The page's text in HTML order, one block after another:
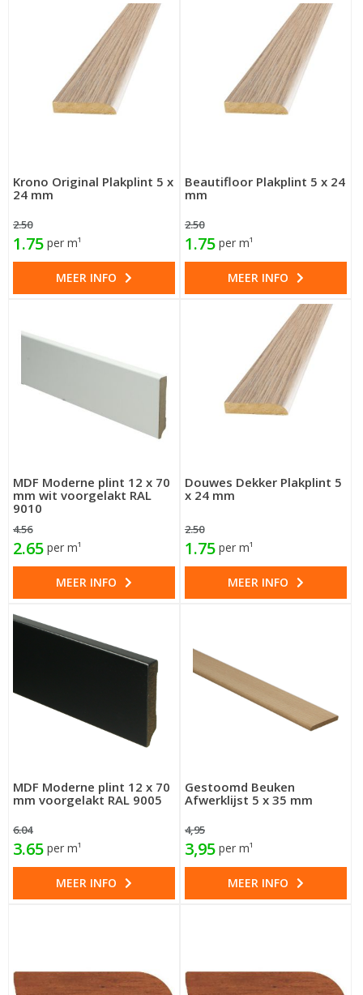
Krono Original Plakplint 5 x
24 mm
2.50
1.75 per m¹
MEER INFO
Beautifloor Plakplint 5 x 24
mm
2.50
1.75 per m¹
MEER INFO
MDF Moderne plint 12 x 70
mm wit voorgelakt RAL
9010
4.56
2.65 per m¹
MEER INFO
Douwes Dekker Plakplint 5
x 24 mm
2.50
1.75 per m¹
MEER INFO
MDF Moderne plint 12 x 70
mm voorgelakt RAL 9005
6.04
3.65 per m¹
MEER INFO
Gestoomd Beuken
Afwerklijst 5 x 35 mm
4,95
3,95 per m¹
MEER INFO